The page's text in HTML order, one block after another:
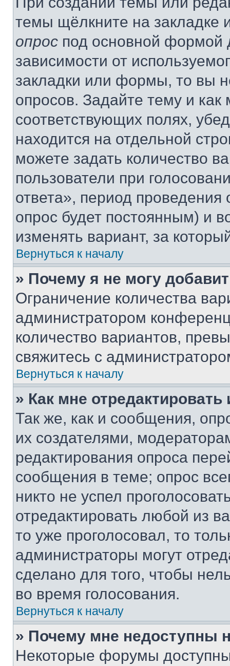
темы щёлкните на
опрос под основной формой
зависимости от
закладки или формы, то вы
опросов. Задайте тему и
соответствующих полях,
находится на отдельной
можете задать количество
пользователи при
ответа», период проведения
опрос будет постоянным) и
изменять вариант, за
Вернуться к началу
» Почему я не могу
Ограничение количества
администратором
количество вариантов,
свяжитесь с
Вернуться к началу
» Как мне
Так же, как и сообщения,
их создателями,
редактирования опроса
сообщения в теме; опрос
никто не успел
отредактировать любой из
то уже проголосовал, то
администраторы могут
сделано для того, чтобы
во время голосования.
Вернуться к началу
» Почему мне недоступны
Некоторые форумы